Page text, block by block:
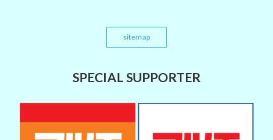
sitemap
SPECIAL SUPPORTER